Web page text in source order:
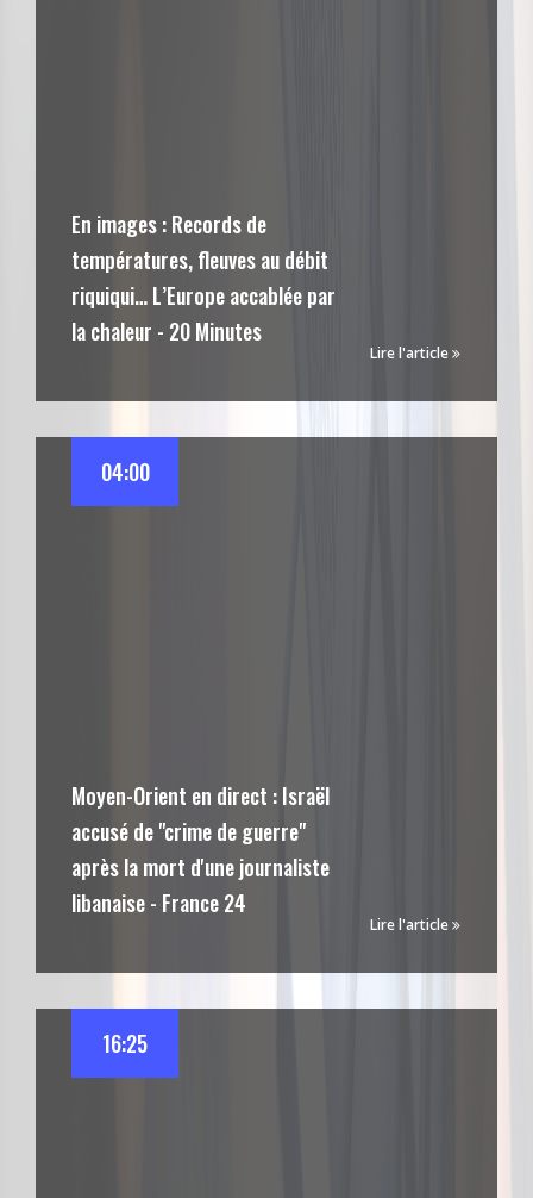
En images : Records de
températures, fleuves au débit
riquiqui… L’Europe accablée par
la chaleur - 20 Minutes
Lire l'article
Moyen-Orient en direct : Israël
accusé de "crime de guerre"
après la mort d'une journaliste
libanaise - France 24
04:00
Lire l'article
16:25